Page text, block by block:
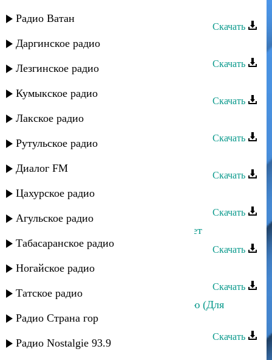
Радио Ватан
Даргинское радио
Лезгинское радио
Кумыкское радио
Лакское радио
Рутульское радио
Диалог FM
Цахурское радио
Агульское радио
Табасаранское радио
Ногайское радио
Татское радио
Радио Страна гор
Радио Nostalgie 93.9
Скачать
Загир Магомедов - Милая, ты где?
Скачать
Скачать
Загир Магомедов - Милая
Скачать
Скачать
Загир Магомедов - Белая береза
Скачать
Загир Магомедов - Мне всего 16 лет
Скачать
Загир Магомедов - Любимая
Скачать
Загир Магомедов - Я все пью и пью (Для
пацанов)
Скачать